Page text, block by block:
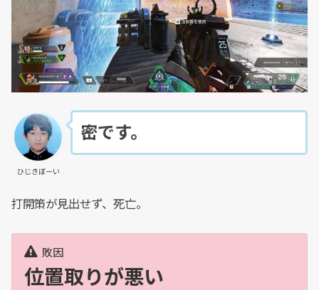
ひじきぼーい
密です。
打開策が見出せず、死亡。
敗因
位置取りが悪い